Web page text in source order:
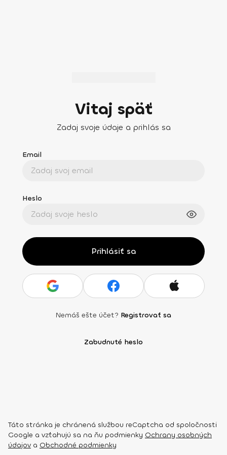
Vitaj späť
Zadaj svoje údaje a prihlás sa
Email
Heslo
Prihlásiť sa
Nemáš ešte účet? Registrovať sa
Zabudnuté heslo
Táto stránka je chránená službou reCaptcha od spoločnosti
Google a vzťahujú sa na ňu podmienky Ochrany osobných
údajov a Obchodné podmienky